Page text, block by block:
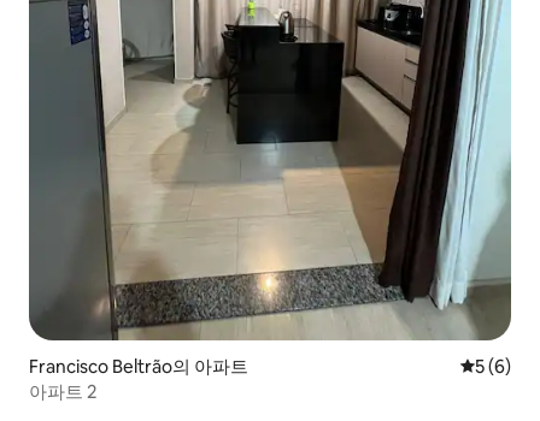
Francisco Beltrão의 아파트 평점 5점
5 (6)
아파트 2